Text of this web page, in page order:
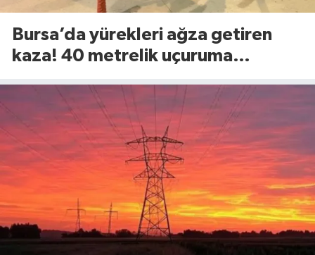
Bursa’da yürekleri ağza getiren
kaza! 40 metrelik uçuruma